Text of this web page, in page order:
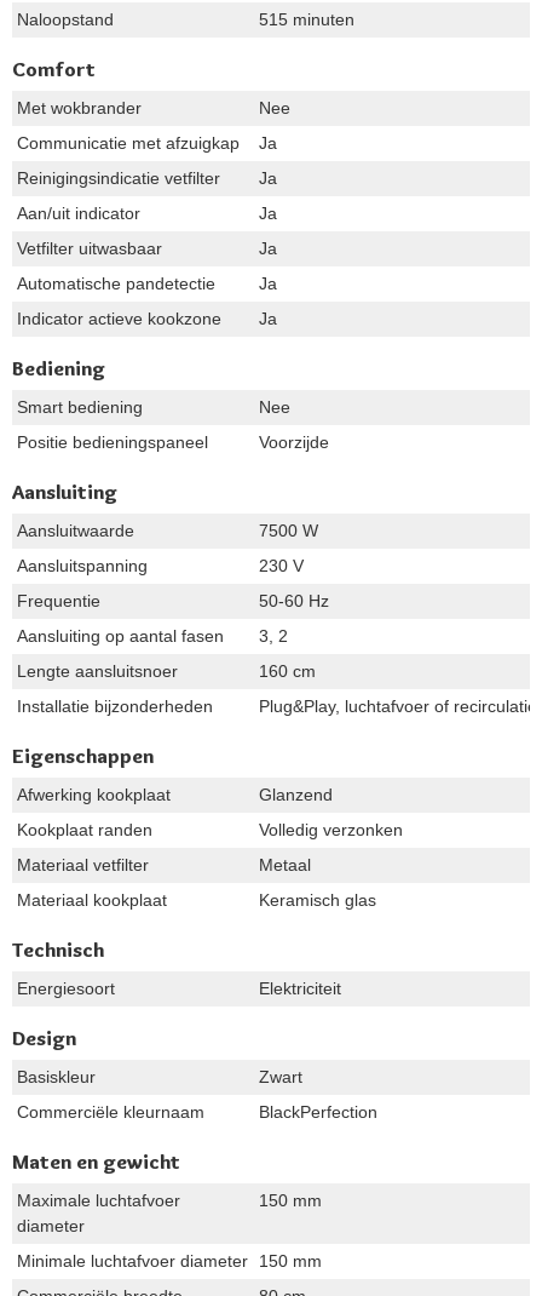
Naloopstand 515 minuten
Comfort
Met wokbrander
Nee
Communicatie met afzuigkap
Ja
Reinigingsindicatie vetfilter
Ja
Aan/uit indicator
Ja
Vetfilter uitwasbaar
Ja
Automatische pandetectie
Ja
Indicator actieve kookzone
Ja
Bediening
Smart bediening
Nee
Positie bedieningspaneel
Voorzijde
Aansluiting
Aansluitwaarde
7500 W
Aansluitspanning
230 V
Frequentie
50-60 Hz
Aansluiting op aantal fasen
3, 2
Lengte aansluitsnoer
160 cm
Installatie bijzonderheden
Plug&Play, luchtafvoer of recirculatie
Eigenschappen
Afwerking kookplaat
Glanzend
Kookplaat randen
Volledig verzonken
Materiaal vetfilter
Metaal
Materiaal kookplaat
Keramisch glas
Technisch
Energiesoort Elektriciteit
Design
Basiskleur
Zwart
Commerciële kleurnaam
BlackPerfection
Maten en gewicht
Maximale luchtafvoer
diameter
150 mm
Minimale luchtafvoer diameter
150 mm